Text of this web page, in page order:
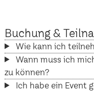
Buchung &
Wie kann ich
Wann muss ich
zu können?
Ich habe ein Event